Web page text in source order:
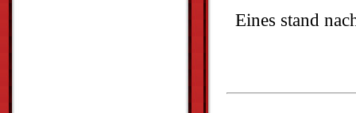
Eines stand